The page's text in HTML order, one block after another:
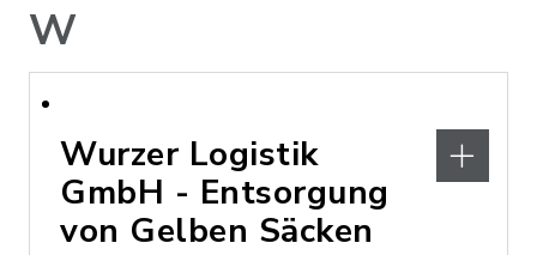
W
Wurzer Logistik
GmbH - Entsorgung
von Gelben Säcken